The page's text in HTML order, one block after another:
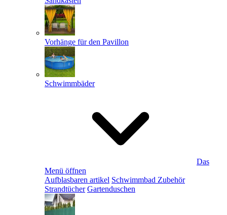
Vorhänge für den Pavillon
Schwimmbäder
Das
Menü öffnen
Aufblasbaren artikel Schwimmbad Zubehör
Strandtücher Gartenduschen